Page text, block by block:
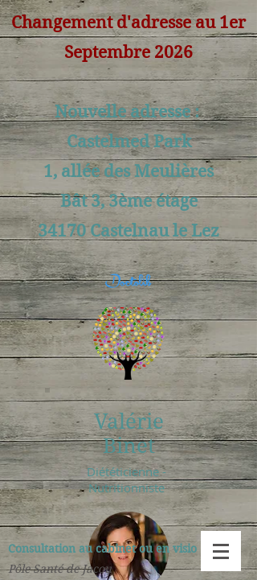
Changement d'adresse au 1er
Septembre 2026
Nouvelle adresse :
Castelmed Park
1, allée des Meulières
Bât 3, 3ème étage
34170 Castelnau le Lez
Valérie
Binet
Diététicienne -
Nutritionniste
Consultation au cabinet ou en visio :
Pôle Santé de Jacou